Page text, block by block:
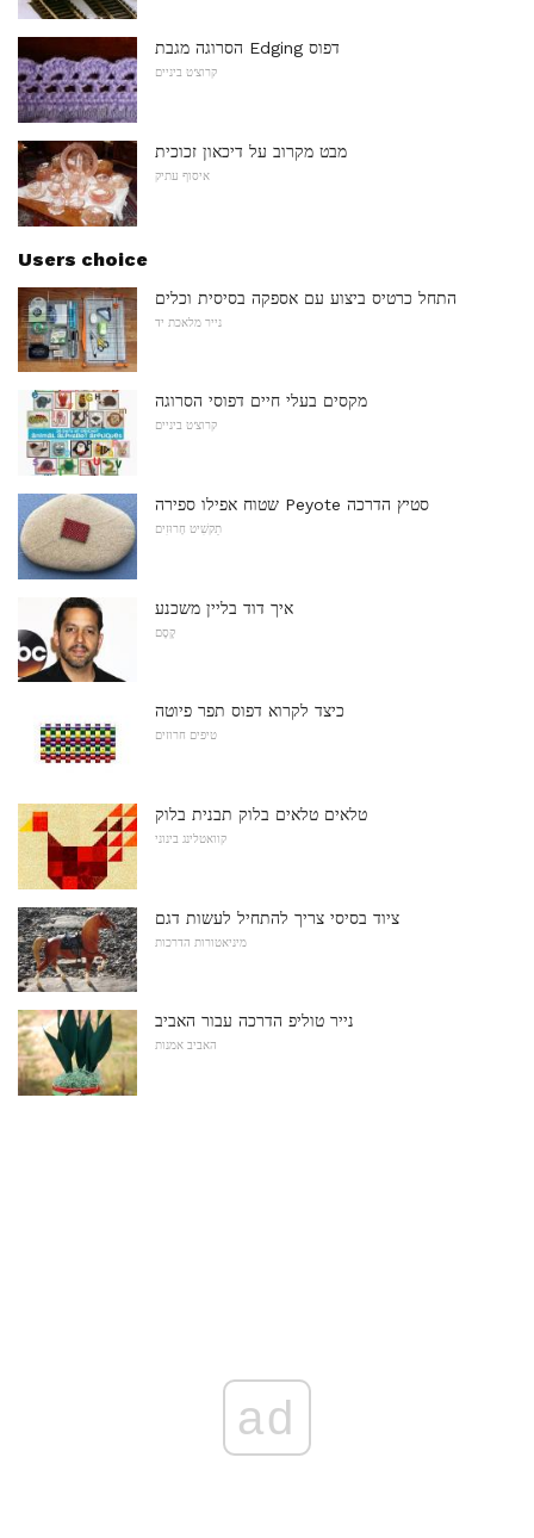
הסרוגה מגבת Edging דפוס
קרוצ'ט ביניים
מבט מקרוב על דיכאון זכוכית
איסוף עתיק
Users choice
התחל כרטיס ביצוע עם אספקה ​​בסיסית וכלים
נייר מלאכת יד
מקסים בעלי חיים דפוסי הסרוגה
קרוצ'ט ביניים
שטוח אפילו ספירה Peyote סטיץ הדרכה
תַקשִׁיט חָרוּזִים
איך דוד בליין משכנע
קֶסֶם
כיצד לקרוא דפוס תפר פיוטה
טיפים חרוזים
טלאים טלאים בלוק תבנית בלוק
קוואטלינג בינוני
ציוד בסיסי צריך להתחיל לעשות דגם
מיניאטורות הדרכות
נייר טוליפ הדרכה עבור האביב
האביב אמנות
ad